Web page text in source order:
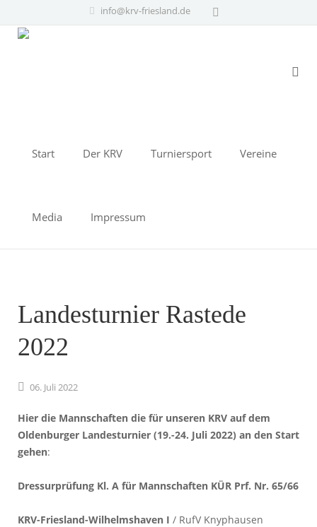
info@krv-friesland.de
Start Der KRV Turniersport Vereine
Media Impressum
Landesturnier Rastede
2022
06. Juli 2022
Hier die Mannschaften die für unseren KRV auf dem
Oldenburger Landesturnier (19.-24. Juli 2022) an den Start
gehen:
Dressurprüfung Kl. A für Mannschaften KÜR Prf. Nr. 65/66
KRV-Friesland-Wilhelmshaven I / RufV Knyphausen